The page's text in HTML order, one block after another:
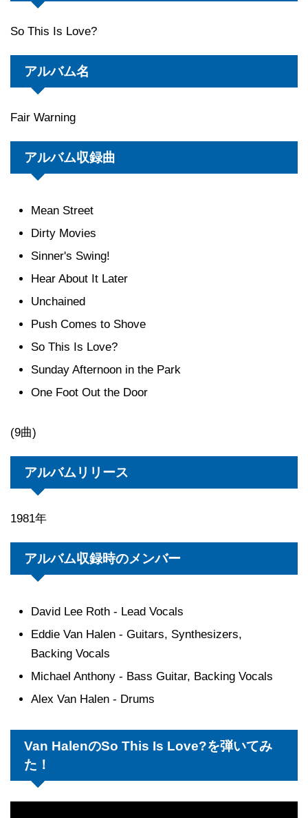
So This Is Love?
アルバム名
Fair Warning
アルバム収録曲
Mean Street
Dirty Movies
Sinner's Swing!
Hear About It Later
Unchained
Push Comes to Shove
So This Is Love?
Sunday Afternoon in the Park
One Foot Out the Door
(9曲)
アルバムリリース
1981年
アルバム収録時のメンバー
David Lee Roth - Lead Vocals
Eddie Van Halen - Guitars, Synthesizers,
Backing Vocals
Michael Anthony - Bass Guitar, Backing Vocals
Alex Van Halen - Drums
Van HalenのSo This Is Love?を弾いてみ
た！